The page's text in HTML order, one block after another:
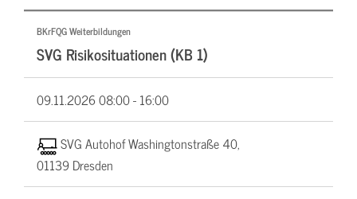
BKrFQG Weiterbildungen
SVG Risikosituationen (KB 1)
09.11.202608:00 - 16:00
SVG Autohof Washingtonstraße 40,
01139 Dresden